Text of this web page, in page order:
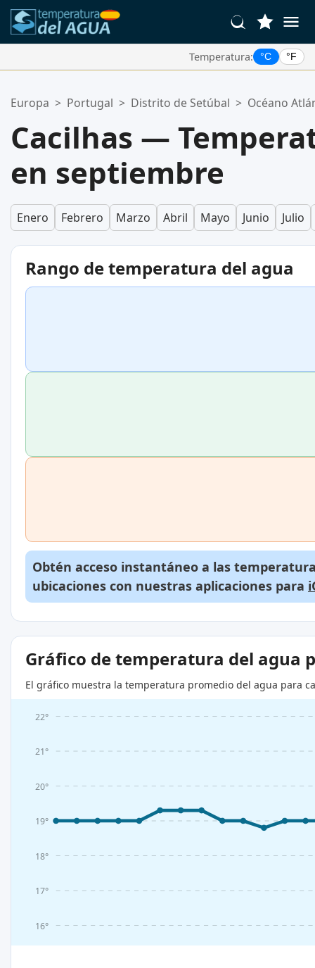
Temperatura: °C °F
Tu lista de favoritos está vacía.
Europa > Portugal > Distrito de Setúbal > Océano
Cacilhas —
en septiembre
Enero Febrero Marzo Abril Mayo Junio Julio
Rango de temperatura del agua
Obtén acceso instantáneo a las
ubicaciones con nuestras aplicaciones para
Gráfico de temperatura del agua
El gráfico muestra la temperatura promedio del agua para
16°
17°
18°
19°
20°
21°
22°